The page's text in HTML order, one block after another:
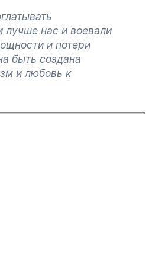
лучше нас и воевали
и потери
быть создана
и любовь к